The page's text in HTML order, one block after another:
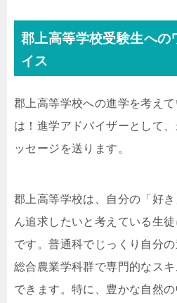
郡上高等学校受験生への
イス
郡上高等学校への進学を考え
は！進学アドバイザーとして
ッセージを送ります。
郡上高等学校は、自分の「好
ん追求したいと考えている生
です。普通科でじっくり自分の
総合農業学科群で専門的なス
できます。特に、豊かな自然